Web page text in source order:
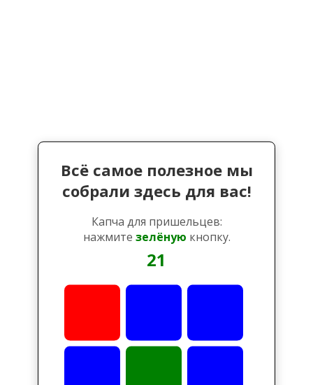
Всё самое полезное мы
собрали здесь для вас!
Капча для пришельцев:
нажмите зелёную кнопку.
21